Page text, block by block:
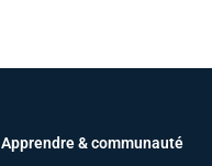
Apprendre & communauté